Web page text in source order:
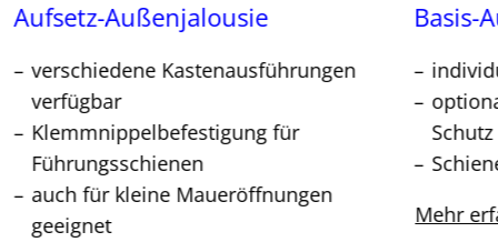
Aufsetz-Außenjalousie
verschiedene Kastenausführungen
verfügbar
Klemmnippelbefestigung für
Führungsschienen
auch für kleine Maueröffnungen
geeignet
Basis-
Schutz
Mehr